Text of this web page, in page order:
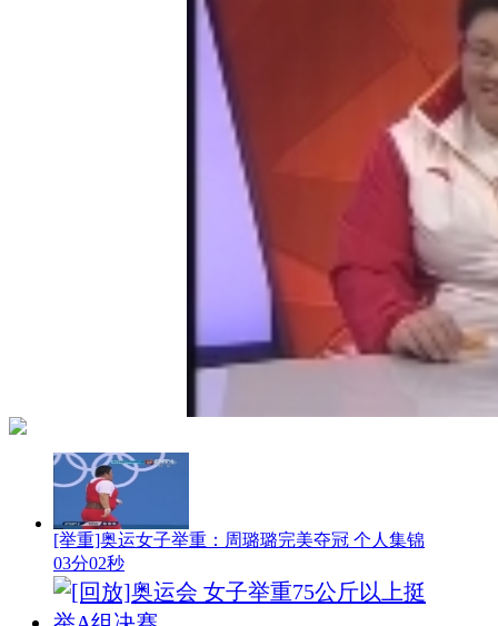
[举重]奥运女子举重：周璐璐完美夺冠 个人集锦
03分02秒